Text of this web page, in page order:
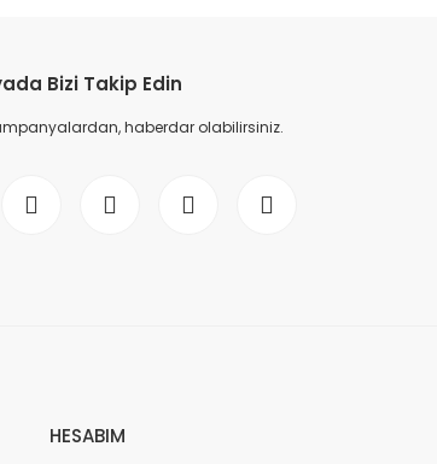
Bizi Takip Edin
haberdar olabilirsiniz.
HESABIM